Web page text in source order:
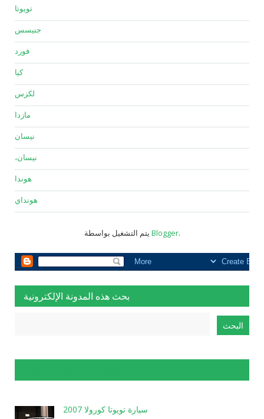
تويوتا
جنيسس
فورد
كيا
لكزس
مازدا
نيسان
نيسان،
هوندا
هونداي
Blogger.
بحث هذه المدونة الإلكترونية
سيارة تويوتا كورولا 2007